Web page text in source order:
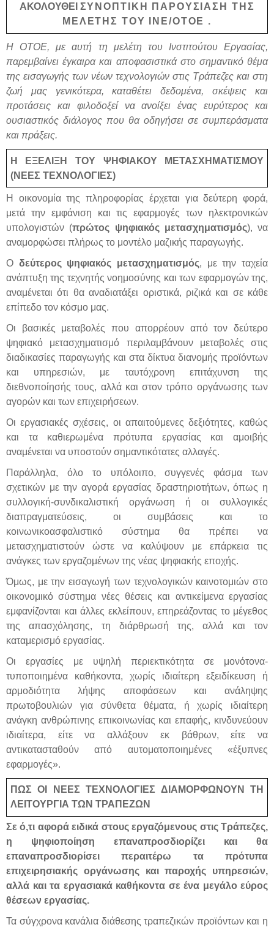
ΑΚΟΛΟΥΘΕΙ ΣΥΝΟΠΤΙΚΗ ΠΑΡΟΥΣΙΑΣΗ ΤΗΣ
ΜΕΛΕΤΗΣ ΤΟΥ ΙΝΕ/ΟΤΟΕ .
Η ΟΤΟΕ, με αυτή τη μελέτη του Ινστιτούτου Εργασίας,
παρεμβαίνει έγκαιρα και αποφασιστικά στο σημαντικό θέμα
της εισαγωγής των νέων τεχνολογιών στις Τράπεζες και στη
ζωή μας γενικότερα, καταθέτει δεδομένα, σκέψεις και
προτάσεις και φιλοδοξεί να ανοίξει ένας ευρύτερος και
ουσιαστικός διάλογος που θα οδηγήσει σε συμπεράσματα
και πράξεις.
Η ΕΞΕΛΙΞΗ ΤΟΥ ΨΗΦΙΑΚΟΥ ΜΕΤΑΣΧΗΜΑΤΙΣΜΟΥ
(ΝΕΕΣ ΤΕΧΝΟΛΟΓΙΕΣ)
Η οικονομία της πληροφορίας έρχεται για δεύτερη φορά,
μετά την εμφάνιση και τις εφαρμογές των ηλεκτρονικών
υπολογιστών (πρώτος ψηφιακός μετασχηματισμός), να
αναμορφώσει πλήρως το μοντέλο μαζικής παραγωγής.
Ο δεύτερος ψηφιακός μετασχηματισμός, με την ταχεία
ανάπτυξη της τεχνητής νοημοσύνης και των εφαρμογών της,
αναμένεται ότι θα αναδιατάξει οριστικά, ριζικά και σε κάθε
επίπεδο τον κόσμο μας.
Οι βασικές μεταβολές που απορρέουν από τον δεύτερο
ψηφιακό μετασχηματισμό περιλαμβάνουν μεταβολές στις
διαδικασίες παραγωγής και στα δίκτυα διανομής προϊόντων
και υπηρεσιών, με ταυτόχρονη επιτάχυνση της
διεθνοποίησής τους, αλλά και στον τρόπο οργάνωσης των
αγορών και των επιχειρήσεων.
Οι εργασιακές σχέσεις, οι απαιτούμενες δεξιότητες, καθώς
και τα καθιερωμένα πρότυπα εργασίας και αμοιβής
αναμένεται να υποστούν σημαντικότατες αλλαγές.
Παράλληλα, όλο το υπόλοιπο, συγγενές φάσμα των
σχετικών με την αγορά εργασίας δραστηριοτήτων, όπως η
συλλογική-συνδικαλιστική οργάνωση ή οι συλλογικές
διαπραγματεύσεις, οι συμβάσεις και το
κοινωνικοασφαλιστικό σύστημα θα πρέπει να
μετασχηματιστούν ώστε να καλύψουν με επάρκεια τις
ανάγκες των εργαζομένων της νέας ψηφιακής εποχής.
Όμως, με την εισαγωγή των τεχνολογικών καινοτομιών στο
οικονομικό σύστημα νέες θέσεις και αντικείμενα εργασίας
εμφανίζονται και άλλες εκλείπουν, επηρεάζοντας το μέγεθος
της απασχόλησης, τη διάρθρωσή της, αλλά και τον
καταμερισμό εργασίας.
Οι εργασίες με υψηλή περιεκτικότητα σε μονότονα-
τυποποιημένα καθήκοντα, χωρίς ιδιαίτερη εξειδίκευση ή
αρμοδιότητα λήψης αποφάσεων και ανάληψης
πρωτοβουλιών για σύνθετα θέματα, ή χωρίς ιδιαίτερη
ανάγκη ανθρώπινης επικοινωνίας και επαφής, κινδυνεύουν
ιδιαίτερα, είτε να αλλάξουν εκ βάθρων, είτε να
αντικατασταθούν από αυτοματοποιημένες «έξυπνες
εφαρμογές».
ΠΩΣ ΟΙ ΝΕΕΣ ΤΕΧΝΟΛΟΓΙΕΣ ΔΙΑΜΟΡΦΩΝΟΥΝ ΤΗ
ΛΕΙΤΟΥΡΓΙΑ ΤΩΝ ΤΡΑΠΕΖΩΝ
Σε ό,τι αφορά ειδικά στους εργαζόμενους στις Τράπεζες,
η ψηφιοποίηση επαναπροσδιορίζει και θα
επαναπροσδιορίσει περαιτέρω τα πρότυπα
επιχειρησιακής οργάνωσης και παροχής υπηρεσιών,
αλλά και τα εργασιακά καθήκοντα σε ένα μεγάλο εύρος
θέσεων εργασίας.
Τα σύγχρονα κανάλια διάθεσης τραπεζικών προϊόντων και η